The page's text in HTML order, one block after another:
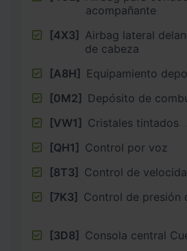
acompañante
[4X3] Airbag lateral
de cabeza
[A8H] Equipamiento
[0M2] Depósito de
[VW1] Cristales tintados
[QH1] Control por voz
[8T3] Control de
[7K3] Control de presión
[3D8] Consola central